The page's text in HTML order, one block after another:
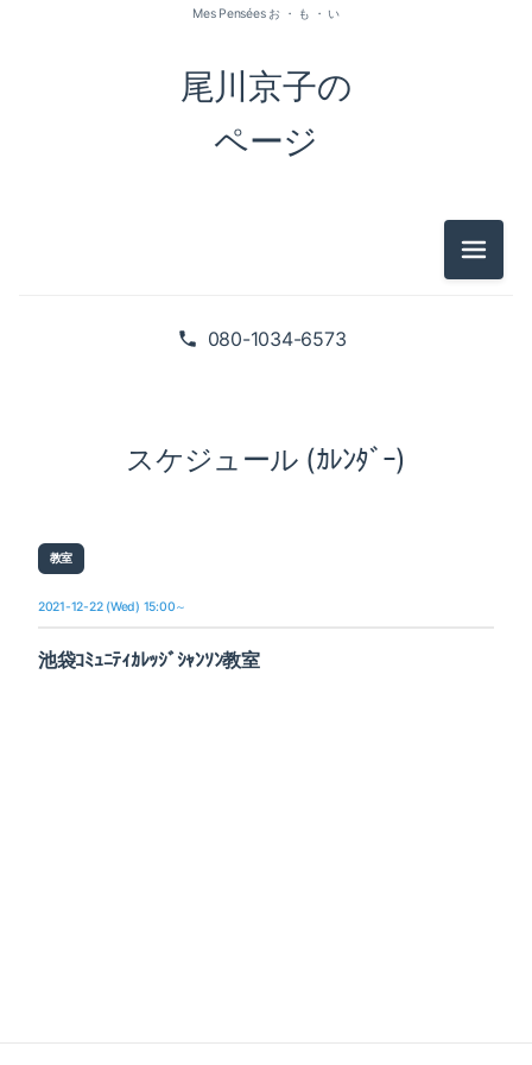
080-1034-6573
尾川京子の
ページ
Mes Pensées お ・ も ・ い
メニュ
スケジュール (ｶﾚﾝﾀﾞｰ)
教室
2021-12-22 (Wed) 15:00～
池袋ｺﾐｭﾆﾃｨｶﾚｯｼﾞｼｬﾝｿﾝ教室